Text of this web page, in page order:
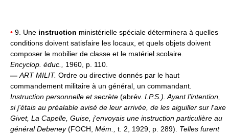
• 9. Une instruction ministérielle spéciale déterminera à quelles
conditions doivent satisfaire les locaux, et quels objets doivent
composer le mobilier de classe et le matériel scolaire.
Encyclop. éduc., 1960, p. 110.
—ART MILIT. Ordre ou directive donnés par le haut
commandement militaire à un général, un commandant.
Instruction personnelle et secrète (abrév. I.P.S.).Ayant l'intention,
si j'étais au préalable avisé de leur arrivée, de les aiguiller sur l'axe
Givet, La Capelle, Guise, j'envoyais une instruction particulière au
général Debeney(FOCH, Mém., t. 2, 1929, p. 289). Telles furent